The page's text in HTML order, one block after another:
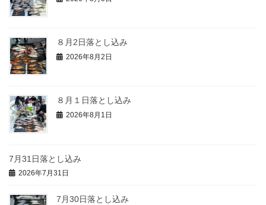
８月2日落とし込み
2026年8月2日
８月１日落とし込み
2026年8月1日
7月31日落とし込み
2026年7月31日
7月30日落とし込み